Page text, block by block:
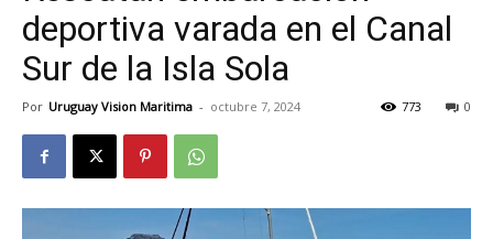
deportiva varada en el Canal
Sur de la Isla Sola
Por Uruguay Vision Maritima - octubre 7, 2024 0
773